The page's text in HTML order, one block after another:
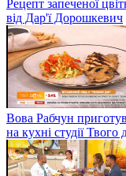
Рецепт запеченої
від Дар'ї Дорошкевич
Вова Рабчун
на кухні студії Твого